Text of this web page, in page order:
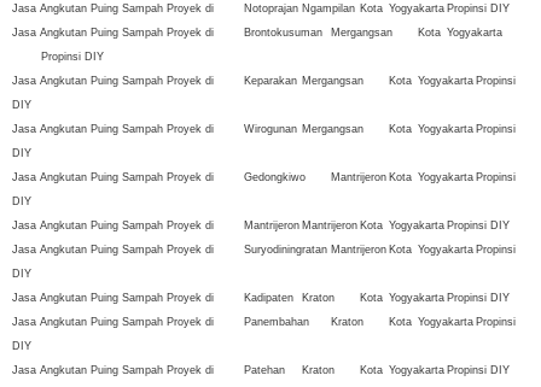
Jasa Angkutan Puing Sampah Proyek di
Notoprajan Ngampilan Kota Yogyakarta Propinsi DIY
Jasa Angkutan Puing Sampah Proyek di
Brontokusuman Mergangsan Kota Yogyakarta
Propinsi DIY
Jasa Angkutan Puing Sampah Proyek di
Keparakan Mergangsan Kota Yogyakarta Propinsi
DIY
Jasa Angkutan Puing Sampah Proyek di
Wirogunan Mergangsan Kota Yogyakarta Propinsi
DIY
Jasa Angkutan Puing Sampah Proyek di
Gedongkiwo Mantrijeron Kota Yogyakarta Propinsi
DIY
Jasa Angkutan Puing Sampah Proyek di
Mantrijeron Mantrijeron Kota Yogyakarta Propinsi DIY
Jasa Angkutan Puing Sampah Proyek di
Suryodiningratan Mantrijeron Kota Yogyakarta Propinsi
DIY
Jasa Angkutan Puing Sampah Proyek di
Kadipaten Kraton Kota Yogyakarta Propinsi DIY
Jasa Angkutan Puing Sampah Proyek di
Panembahan Kraton Kota Yogyakarta Propinsi
DIY
Jasa Angkutan Puing Sampah Proyek di
Patehan Kraton Kota Yogyakarta Propinsi DIY